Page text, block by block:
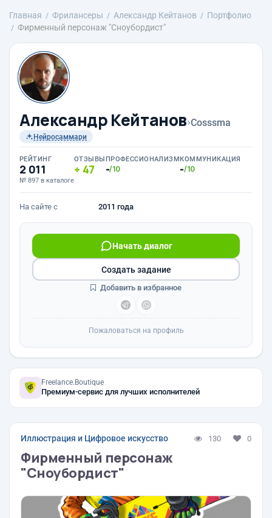
Главная Фрилансеры Александр Кейтанов
Портфолио
Фирменный персонаж "Сноубордист"
Александр Кейтанов›Cosssma
Нейросаммари
РЕЙТИНГ
2 011
№ 897 в каталоге
ОТЗЫВЫ
47
ПРОФЕССИОНАЛИЗМ
-/10
КОММУНИКАЦИЯ
-/10
На сайте с 2011 года
Начать диалог
Создать задание
Добавить в избранное
Пожаловаться на профиль
Freelance.Boutique
Премиум-сервис для лучших исполнителей
Иллюстрация и Цифровое искусство 130 0
Фирменный персонаж
"Сноубордист"